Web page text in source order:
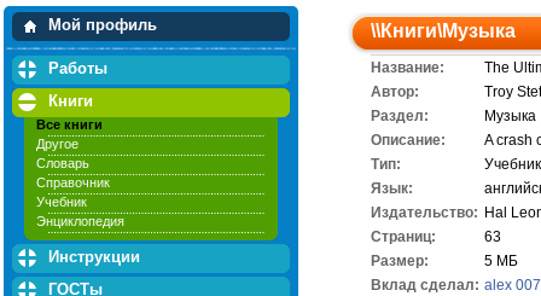
Мой профиль
Мои закладки
Работы
Книги
Все книги
Другое
Словарь
Справочник
Учебник
Энциклопедия
Инструкции
ГОСТы
\\Книги\Музыка
Название:
The
Автор:
Troy
Раздел:
Музыка
Описание:
A crash
Тип:
Учебник
Язык:
Издательство: Hal
Cтраниц:
63
Размер:
5 МБ
Вклад сделал: alex 007